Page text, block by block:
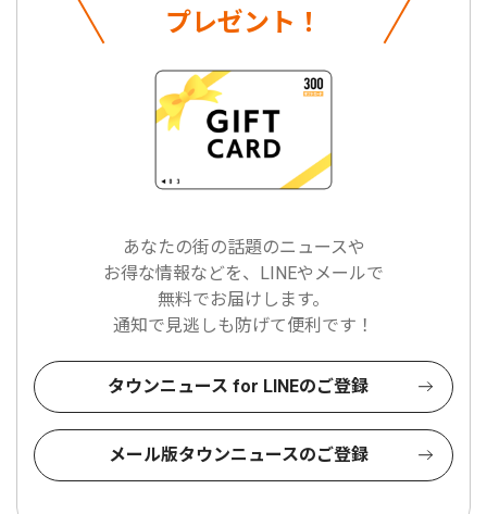
プレゼント！
あなたの街の話題のニュースや
お得な情報などを、LINEやメールで
無料でお届けします。
通知で見逃しも防げて便利です！
タウンニュース for LINEのご登録
メール版タウンニュースのご登録